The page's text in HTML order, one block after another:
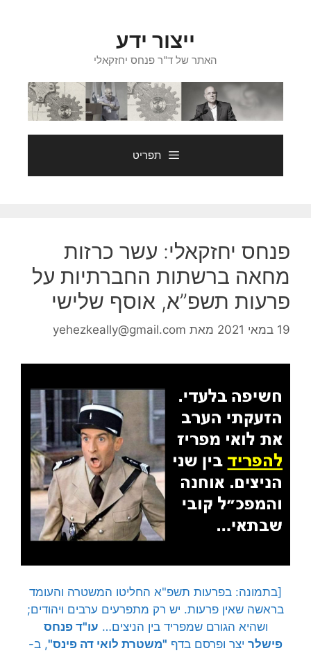
ייצור ידע
האתר של ד"ר פנחס יחזקאלי
תפריט
פנחס יחזקאלי: עשר כרזות
מחאה ברשתות החברתיות על
פרעות תשפ”א, אוסף שלישי
19 במאי 2021 מאת yehezkeally@gmail.com
[בתמונה: בפרעות תשפ"א החליטו המשטרה והעומד
בראשה שאין פרעות. יש רק מתפרעים ערבים ויהודים;
ושהיא הגורם שמפריד בין הניצים… עו"ד פנחס
פישלר יצר ופרסם בדף "משטרת לואי דה פינס", ב-